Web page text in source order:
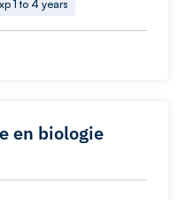
1 to 4 years
en biologie